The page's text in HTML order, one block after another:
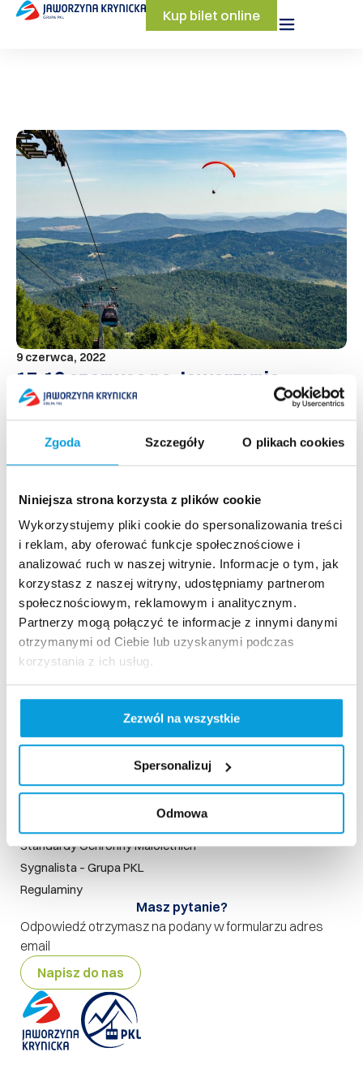
Zgoda Szczegóły O plikach cookies
Niniejsza strona korzysta z plików cookie
Wykorzystujemy pliki cookie do spersonalizowania treści
i reklam, aby oferować funkcje społecznościowe i
analizować ruch w naszej witrynie. Informacje o tym, jak
korzystasz z naszej witryny, udostępniamy partnerom
społecznościowym, reklamowym i analitycznym.
Partnerzy mogą połączyć te informacje z innymi danymi
otrzymanymi od Ciebie lub uzyskanymi podczas
korzystania z ich usług.
Zezwól na wszystkie
Spersonalizuj
Odmowa
Kup bilet online
9 czerwca, 2022
17-19 czerwca na Jaworzynie –
sporo atrakcji
W dniach od 17-19 czerwca 2022 r. na wszystkie
dzieciaki czeka doskonała rozrywka i liczne atrakcje na
szczycie Jaworzyny. Będą pokazy gigantycznych baniek,
Czytaj więcej
Szybki dostęp​
Strona główna
Kamery live
Nasze standardy
Rodo
Standardy Ochronny Małoletnich
Sygnalista – Grupa PKL
Regulaminy
Masz pytanie?
Odpowiedź otrzymasz na podany w formularzu adres
email
Napisz do nas